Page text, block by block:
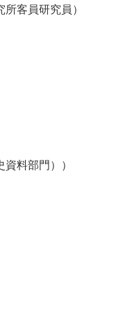
客員研究員）
料部門））